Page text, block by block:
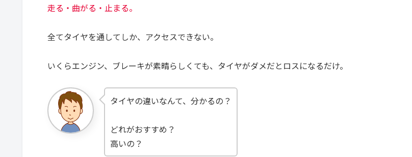
走る・曲がる・止まる。
全てタイヤを通してしか、アクセスできない。
いくらエンジン、ブレーキが素晴らしくても、タイヤがダメだとロスになるだけ。
タイヤの違いなんて、分かるの？
どれがおすすめ？
高いの？